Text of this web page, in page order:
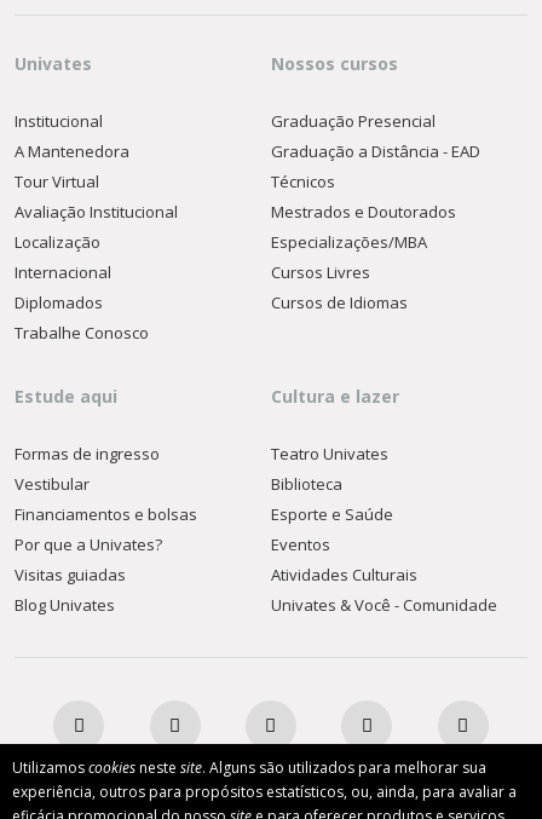
Utilizamoscookiesneste site. Alguns são utilizados para melhorar sua
experiência, outros para propósitos estatísticos, ou, ainda, para avaliar a
Univates
Institucional
A Mantenedora
Tour Virtual
Avaliação Institucional
Localização
Internacional
Diplomados
Trabalhe Conosco
Nossos cursos
Graduação Presencial
Graduação a Distância - EAD
Técnicos
Mestrados e Doutorados
Especializações/MBA
Cursos Livres
Cursos de Idiomas
Estude aqui
Formas de ingresso
Vestibular
Financiamentos e bolsas
Por que a Univates?
Visitas guiadas
Blog Univates
Cultura e lazer
Teatro Univates
Biblioteca
Esporte e Saúde
Eventos
Atividades Culturais
Univates & Você - Comunidade